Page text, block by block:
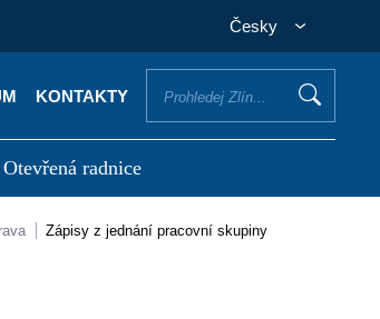
Česky
KONTAKTY
Otevřená radnice
Potřebuji zaplatit
Zápisy z jednání pracovní skupiny